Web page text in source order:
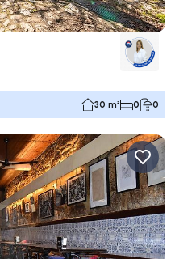
30 m² 0 0